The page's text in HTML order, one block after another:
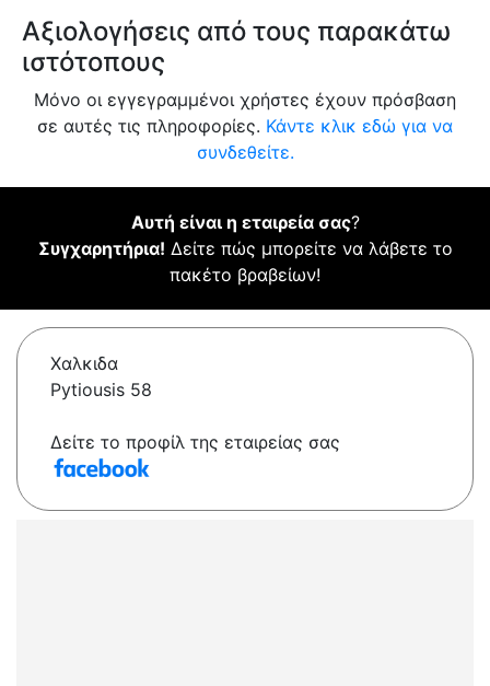
Αξιολογήσεις από τους παρακάτω
ιστότοπους
Μόνο οι εγγεγραμμένοι χρήστες έχουν πρόσβαση
σε αυτές τις πληροφορίες. Κάντε κλικ εδώ για να
συνδεθείτε.
Αυτή είναι η εταιρεία σας?
Συγχαρητήρια! Δείτε πώς μπορείτε να λάβετε το
πακέτο βραβείων!
Χαλκιδα
Pytiousis 58
Δείτε το προφίλ της εταιρείας σας